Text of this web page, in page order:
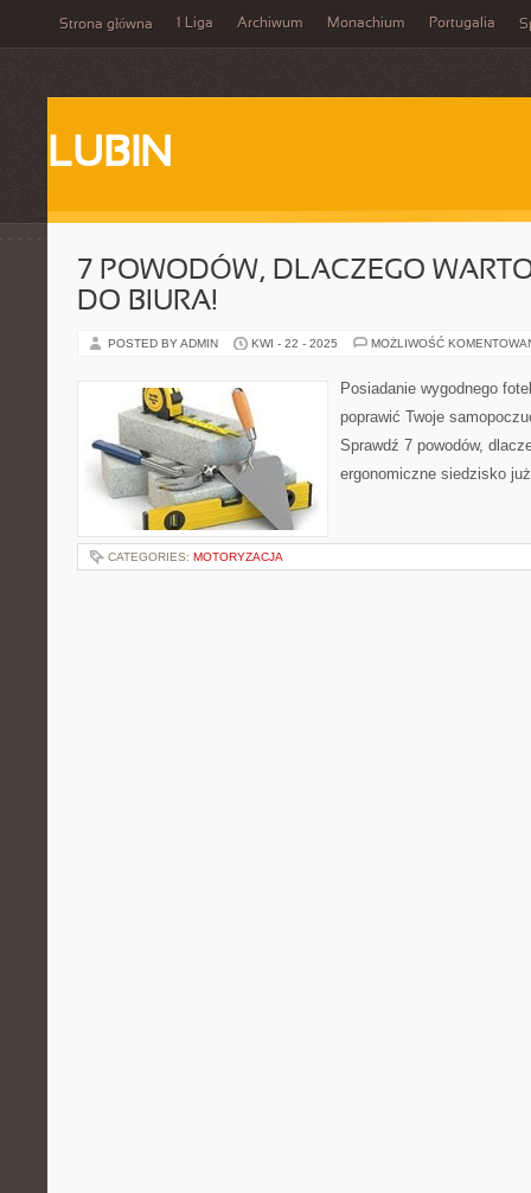
Strona główna 1 Liga Archiwum Monachium Portugalia
LUBIN
7 POWODÓW, DLACZEGO
DO BIURA!
POSTED BY ADMIN KWI - 22 - 2025 MOŻLIWOŚĆ
Posiadanie wygodnego
poprawić Twoje
Sprawdź 7 powodów,
ergonomiczne siedzisko
CATEGORIES: MOTORYZACJA